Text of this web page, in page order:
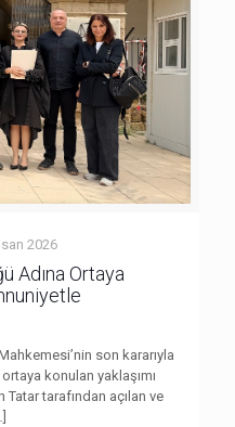
2026
Adına Ortaya
son kararıyla
konulan yaklaşımı
Tatar tarafından açılan ve